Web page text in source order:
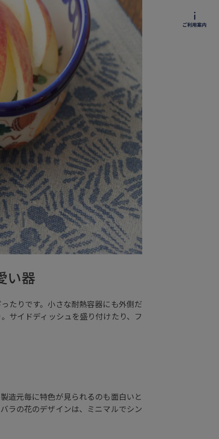
い器
たりです。小さな耐熱容器にも外側だ
サイドディッシュを盛り付けたり、フ
造元毎に特色が見られるのも面白いと
ラの花のデザインは、ミニマルでシン